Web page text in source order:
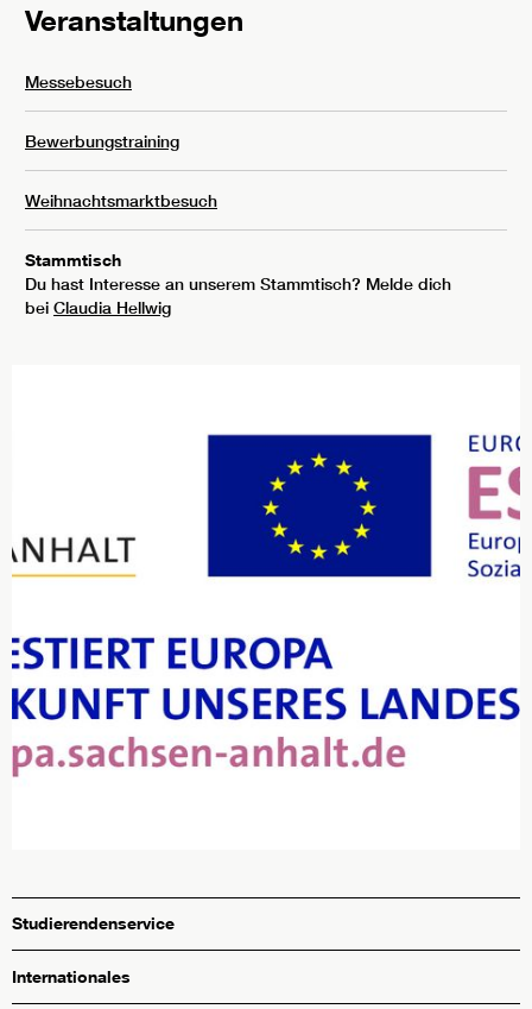
Veranstaltungen
Messebesuch
Bewerbungstraining
Weihnachtsmarktbesuch
Stammtisch
Du hast Interesse an unserem Stammtisch? Melde dich
bei Claudia Hellwig
Studierendenservice
Internationales